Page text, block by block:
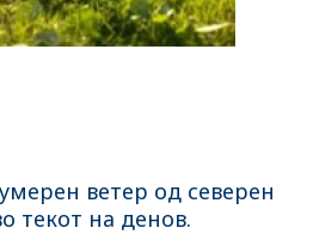
ветер од северен
текот на денов.